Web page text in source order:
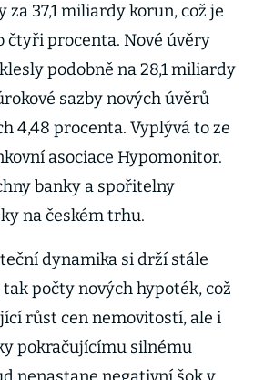
37,1 miliardy korun, což je
čtyři procenta. Nové úvěry
podobně na 28,1 miliardy
sazby nových úvěrů
4,48 procenta. Vyplývá to ze
asociace Hypomonitor.
banky a spořitelny
na českém trhu.
dynamika si drží stále
počty nových hypoték, což
růst cen nemovitostí, ale i
pokračujícímu silnému